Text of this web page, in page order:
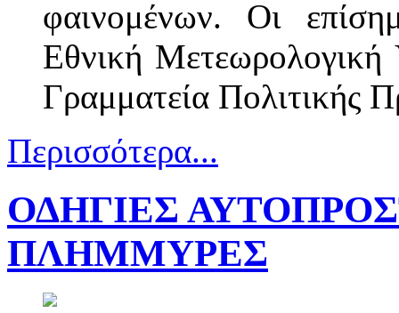
φαινομένων. Οι
Εθνική
Γραμματεία Πολιτικής
Περισσότερα...
ΟΔΗΓΙΕΣ
ΠΛΗΜΜΥΡΕΣ